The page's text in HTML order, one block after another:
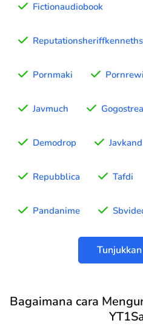
Fictionaudiobook
Pornmaki
Javmuch
Demodrop Javkand
Repubblica Tafdi
Pandanime
Bagaimana cara